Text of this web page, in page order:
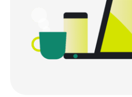
위험 부담 없이 ExpressVPN의